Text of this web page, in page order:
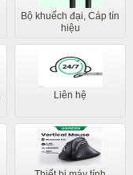
Bộ khuếch đại, Cáp tín
hiệu
Liên hệ